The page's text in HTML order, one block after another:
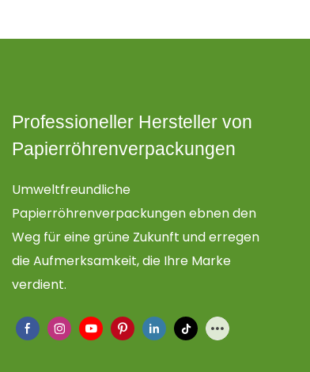
Professioneller Hersteller von
Papierröhrenverpackungen
Umweltfreundliche
Papierröhrenverpackungen ebnen den
Weg für eine grüne Zukunft und erregen
die Aufmerksamkeit, die Ihre Marke
verdient.